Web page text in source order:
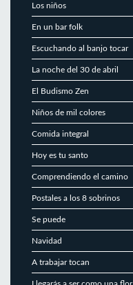
Los niños
En un bar folk
Escuchando al banjo tocar
La noche del 30 de abril
El Budismo Zen
Niños de mil colores
Comida integral
Hoy es tu santo
Comprendiendo el camino
Postales a los 8 sobrinos
Se puede
Navidad
A trabajar tocan